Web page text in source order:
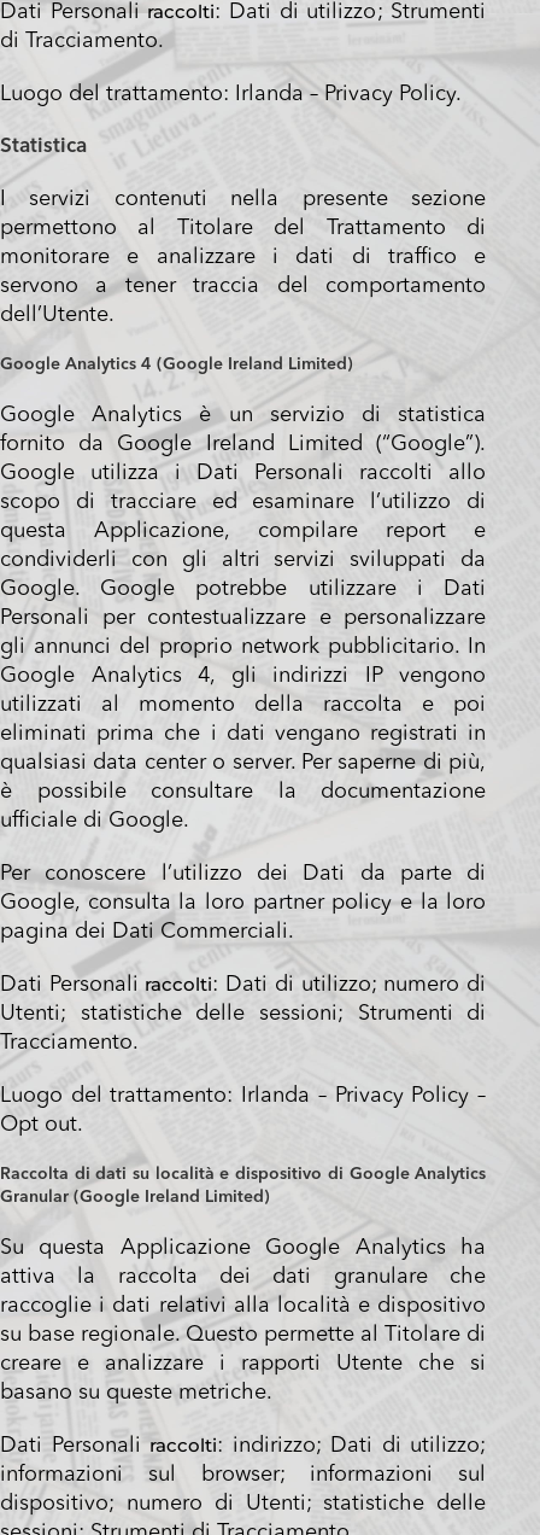
Dati Personaliraccolti: Dati di utilizzo; Strumenti
di Tracciamento.
Luogo del trattamento: Irlanda – Privacy Policy.
Statistica
I servizi contenuti nella presente sezione
permettono al Titolare del Trattamento di
monitorare e analizzare i dati di traffico e
servono a tener traccia del comportamento
dell’Utente.
Google Analytics 4 (Google Ireland Limited)
Google Analytics è un servizio di statistica
fornito da Google Ireland Limited (“Google”).
Google utilizza i Dati Personali raccolti allo
scopo di tracciare ed esaminare l’utilizzo di
questa Applicazione, compilare report e
condividerli con gli altri servizi sviluppati da
Google. Google potrebbe utilizzare i Dati
Personali per contestualizzare e personalizzare
gli annunci del proprio network pubblicitario. In
Google Analytics 4, gli indirizzi IP vengono
utilizzati al momento della raccolta e poi
eliminati prima che i dati vengano registrati in
qualsiasi data center o server. Per saperne di più,
è possibile consultare la documentazione
ufficiale di Google.
Per conoscere l’utilizzo dei Dati da parte di
Google, consulta la loro partner policye la loro
pagina dei Dati Commerciali.
Dati Personali raccolti: Dati di utilizzo; numero di
Utenti; statistiche delle sessioni; Strumenti di
Tracciamento.
Luogo del trattamento: Irlanda – Privacy Policy –
Opt out.
Raccolta di dati su località e dispositivo di Google Analytics
Granular (Google Ireland Limited)
Su questa Applicazione Google Analytics ha
attiva la raccolta dei dati granulare che
raccoglie i dati relativi alla località e dispositivo
su base regionale. Questo permette al Titolare di
creare e analizzare i rapporti Utente che si
basano su queste metriche.
Dati Personaliraccolti: indirizzo; Dati di utilizzo;
informazioni sul browser; informazioni sul
dispositivo; numero di Utenti; statistiche delle